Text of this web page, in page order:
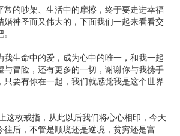
常的吵架、生活中的摩擦，终于要走进幸福
婚神圣而又伟大的，下面我们一起来看看交
生命中的爱，成为心中的唯一，和我一起
与冒险，还有更多的一切，谢谢你与我携手
只要有你在一起，我们就感觉我是这个世界
枚戒指，从此以后我们将心心相印，今天
往后，不管是顺境还是逆境，贫穷还是富